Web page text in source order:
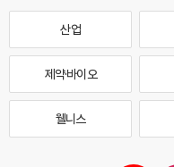
산업
제약·바이오
웰니스